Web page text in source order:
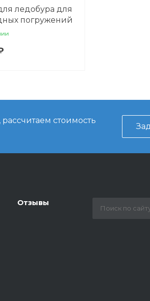
ледобура для
погружений
стоимость
Отзывы